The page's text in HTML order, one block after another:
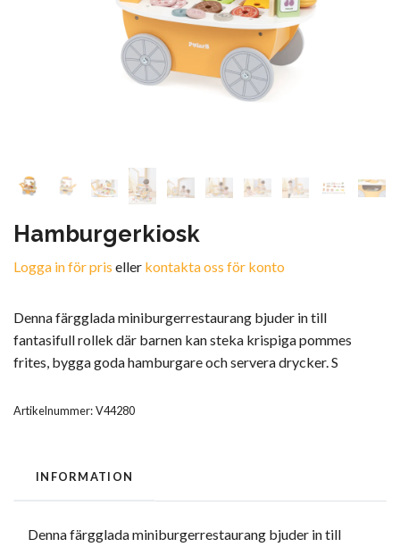
Hamburgerkiosk
Logga in för pris eller kontakta oss för konto
Denna färgglada miniburgerrestaurang bjuder in till
fantasifull rollek där barnen kan steka krispiga pommes
frites, bygga goda hamburgare och servera drycker. S
Artikelnummer:V44280
INFORMATION
Denna färgglada miniburgerrestaurang bjuder in till